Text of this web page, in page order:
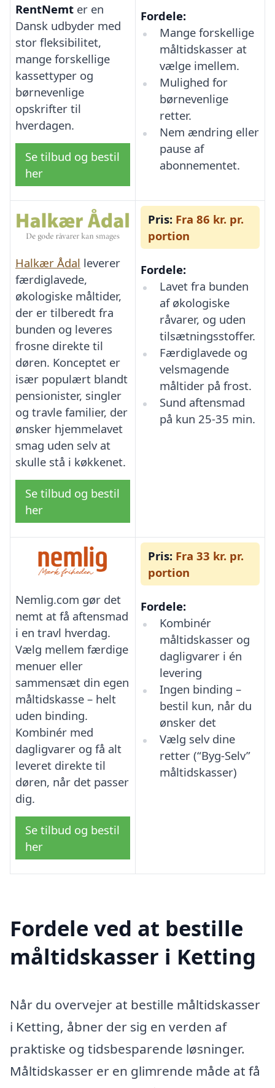
RentNemt er en
Dansk udbyder med
stor fleksibilitet,
mange forskellige
kassettyper og
børnevenlige
opskrifter til
hverdagen.
Se tilbud og bestil
her
Fordele:
Mange forskellige
måltidskasser at
vælge imellem.
Mulighed for
børnevenlige
retter.
Nem ændring eller
pause af
abonnementet.
Halkær Ådal leverer
færdiglavede,
økologiske måltider,
der er tilberedt fra
bunden og leveres
frosne direkte til
døren. Konceptet er
især populært blandt
pensionister, singler
og travle familier, der
ønsker hjemmelavet
smag uden selv at
skulle stå i køkkenet.
Se tilbud og bestil
her
Pris: Fra 86 kr. pr.
portion
Fordele:
Lavet fra bunden
af økologiske
råvarer, og uden
tilsætningsstoffer.
Færdiglavede og
velsmagende
måltider på frost.
Sund aftensmad
på kun 25-35 min.
Nemlig.com gør det
nemt at få aftensmad
i en travl hverdag.
Vælg mellem færdige
menuer eller
sammensæt din egen
måltidskasse – helt
uden binding.
Kombinér med
dagligvarer og få alt
leveret direkte til
døren, når det passer
dig.
Se tilbud og bestil
her
Pris: Fra 33 kr. pr.
portion
Fordele:
Kombinér
måltidskasser og
dagligvarer i én
levering
Ingen binding –
bestil kun, når du
ønsker det
Vælg selv dine
retter (“Byg-Selv”
måltidskasser)
Fordele ved at bestille
måltidskasser i Ketting
Når du overvejer at bestille måltidskasser
i Ketting, åbner der sig en verden af
praktiske og tidsbesparende løsninger.
Måltidskasser er en glimrende måde at få